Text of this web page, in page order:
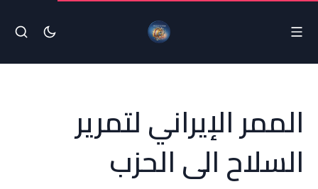
الممر الإيراني لتمرير
السلاح الى الحزب